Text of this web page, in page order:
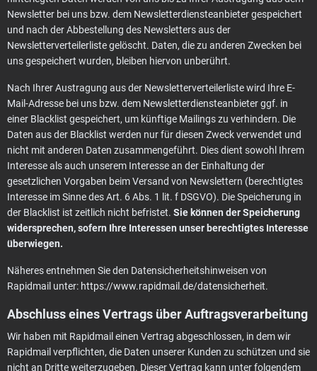
Newsletter bei uns bzw. dem Newsletterdiensteanbieter gespeichert
und nach der Abbestellung des Newsletters aus der
Newsletterverteilerliste gelöscht. Daten, die zu anderen Zwecken bei
uns gespeichert wurden, bleiben hiervon unberührt.
Nach Ihrer Austragung aus der Newsletterverteilerliste wird Ihre E-
Mail-Adresse bei uns bzw. dem Newsletterdiensteanbieter ggf. in
einer Blacklist gespeichert, um künftige Mailings zu verhindern. Die
Daten aus der Blacklist werden nur für diesen Zweck verwendet und
nicht mit anderen Daten zusammengeführt. Dies dient sowohl Ihrem
Interesse als auch unserem Interesse an der Einhaltung der
gesetzlichen Vorgaben beim Versand von Newslettern (berechtigtes
Interesse im Sinne des Art. 6 Abs. 1 lit. f DSGVO). Die Speicherung in
der Blacklist ist zeitlich nicht befristet. Sie können der Speicherung
widersprechen, sofern Ihre Interessen unser berechtigtes Interesse
überwiegen.
Näheres entnehmen Sie den Datensicherheitshinweisen von
Rapidmail unter: https://www.rapidmail.de/datensicherheit.
Abschluss eines Vertrags über Auftragsverarbeitung
Wir haben mit Rapidmail einen Vertrag abgeschlossen, in dem wir
Rapidmail verpflichten, die Daten unserer Kunden zu schützen und sie
nicht an Dritte weiterzugeben. Dieser Vertrag kann unter folgendem